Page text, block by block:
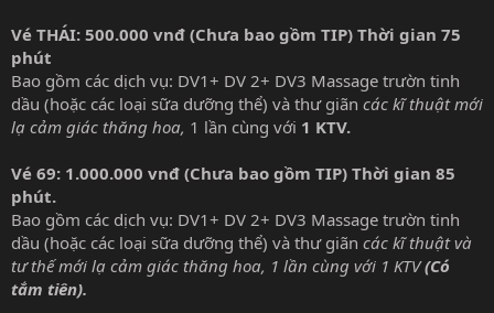
Vé THÁI: 500.000 vnđ (Chưa bao gồm TIP) Thời gian 75
phút
Bao gồm các dịch vụ: DV1+ DV 2+ DV3 Massage trườn tinh
dầu (hoặc các loại sữa dưỡng thể) và thư giãn các kĩ thuật mới
lạ cảm giác thăng hoa, 1 lần cùng với 1 KTV.
Vé 69: 1.000.000 vnđ (Chưa bao gồm TIP) Thời gian 85
phút.
Bao gồm các dịch vụ: DV1+ DV 2+ DV3 Massage trườn tinh
dầu (hoặc các loại sữa dưỡng thể) và thư giãn các kĩ thuật và
tư thế mới lạ cảm giác thăng hoa, 1 lần cùng với 1 KTV(Có
tắm tiên).